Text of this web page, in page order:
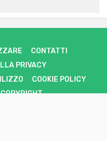
CONTATTI
PRIVACY
COOKIE POLICY
COPYRIGHT